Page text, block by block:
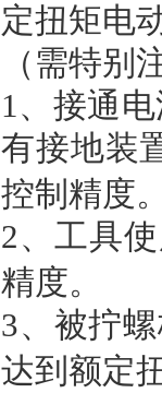
定扭矩电
（需特别
1、接通
有接地装
控制精度
2、工具
精度。
3、被拧
达到额定